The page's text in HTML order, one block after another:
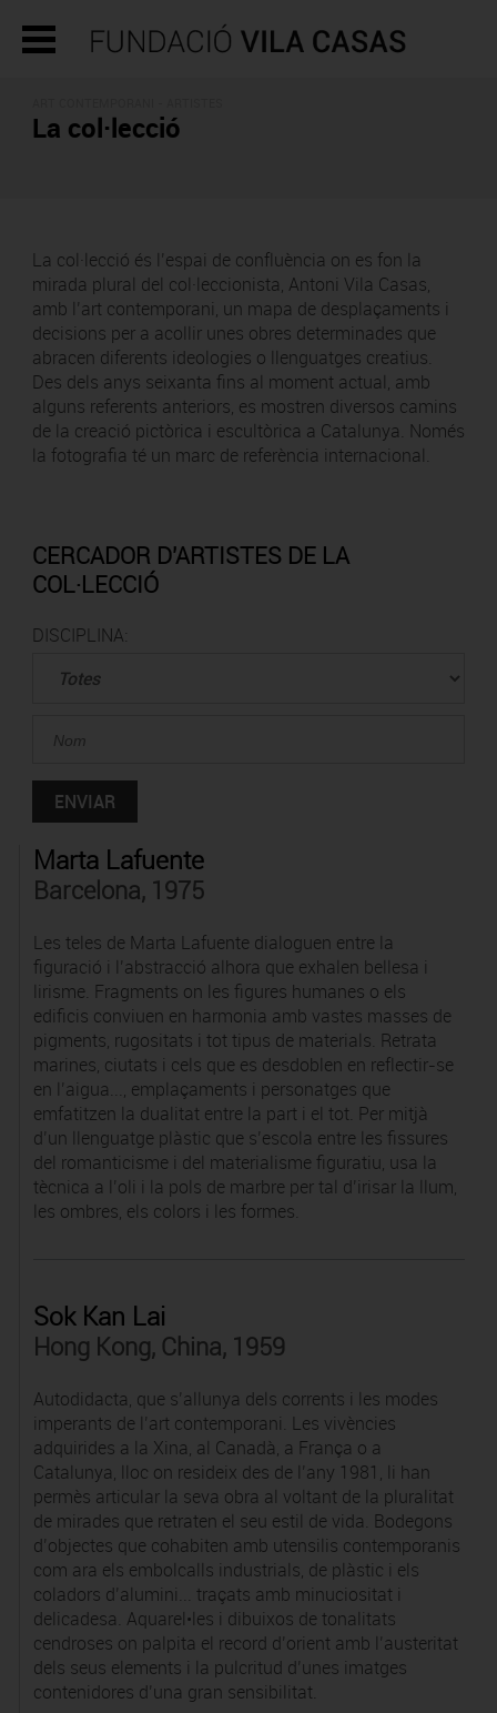
La col·lecció
La col·lecció és l’espai de confluència on es fon la
mirada plural del col·leccionista, Antoni Vila Casas,
amb l’art contemporani, un mapa de desplaçaments i
decisions per a acollir unes obres determinades que
abracen diferents ideologies o llenguatges creatius.
Des dels anys seixanta fins al moment actual, amb
alguns referents anteriors, es mostren diversos camins
de la creació pictòrica i escultòrica a Catalunya. Només
la fotografia té un marc de referència internacional.
CERCADOR D'ARTISTES DE LA
COL·LECCIÓ
DISCIPLINA:
Marta Lafuente
Barcelona, 1975
Les teles de Marta Lafuente dialoguen entre la
figuració i l’abstracció alhora que exhalen bellesa i
lirisme. Fragments on les figures humanes o els
edificis conviuen en harmonia amb vastes masses de
pigments, rugositats i tot tipus de materials. Retrata
marines, ciutats i cels que es desdoblen en reflectir-se
en l’aigua..., emplaçaments i personatges que
emfatitzen la dualitat entre la part i el tot. Per mitjà
d’un llenguatge plàstic que s’escola entre les fissures
del romanticisme i del materialisme figuratiu, usa la
tècnica a l’oli i la pols de marbre per tal d’irisar la llum,
les ombres, els colors i les formes.
Sok Kan Lai
Hong Kong, China, 1959
Autodidacta, que s’allunya dels corrents i les modes
imperants de l’art contemporani. Les vivències
adquirides a la Xina, al Canadà, a França o a
Catalunya, lloc on resideix des de l’any 1981, li han
permès articular la seva obra al voltant de la pluralitat
de mirades que retraten el seu estil de vida. Bodegons
d’objectes que cohabiten amb utensilis contemporanis
com ara els embolcalls industrials, de plàstic i els
coladors d’alumini... traçats amb minuciositat i
delicadesa. Aquarel•les i dibuixos de tonalitats
cendroses on palpita el record d’orient amb l’austeritat
dels seus elements i la pulcritud d’unes imatges
contenidores d’una gran sensibilitat.